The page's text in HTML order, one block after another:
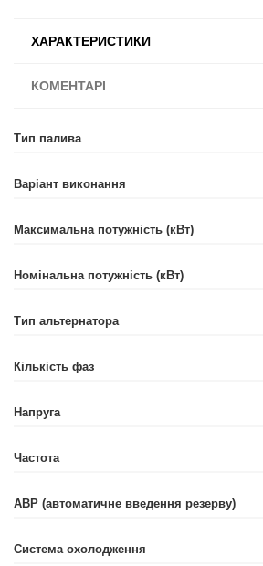
ХАРАКТЕРИСТИКИ
КОМЕНТАРІ
Тип палива
Варіант виконання
Максимальна потужність (кВт)
Номінальна потужність (кВт)
Тип альтернатора
Кількість фаз
Напруга
Частота
АВР (автоматичне введення резерву)
Система охолодження